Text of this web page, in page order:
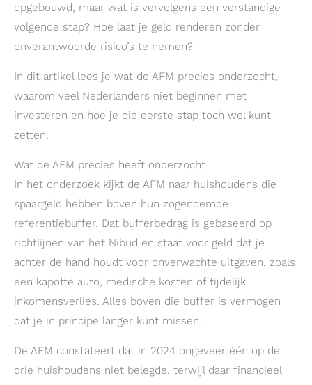
opgebouwd, maar wat is vervolgens een verstandige
volgende stap? Hoe laat je geld renderen zonder
onverantwoorde risico’s te nemen?
In dit artikel lees je wat de AFM precies onderzocht,
waarom veel Nederlanders niet beginnen met
investeren en hoe je die eerste stap toch wel kunt
zetten.
Wat de AFM precies heeft onderzocht
In het onderzoek kijkt de AFM naar huishoudens die
spaargeld hebben boven hun zogenoemde
referentiebuffer. Dat bufferbedrag is gebaseerd op
richtlijnen van het Nibud en staat voor geld dat je
achter de hand houdt voor onverwachte uitgaven, zoals
een kapotte auto, medische kosten of tijdelijk
inkomensverlies. Alles boven die buffer is vermogen
dat je in principe langer kunt missen.
De AFM constateert dat in 2024 ongeveer één op de
drie huishoudens niet belegde, terwijl daar financieel